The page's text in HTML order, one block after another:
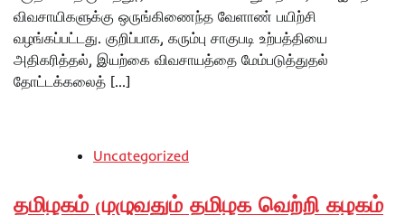
விவசாயிகளுக்கு ஒருங்கிணைந்த வேளாண் பயிற்சி
வழங்கப்பட்டது. குறிப்பாக, கரும்பு சாகுபடி உற்பத்தியை
அதிகரித்தல், இயற்கை விவசாயத்தை மேம்படுத்துதல்
தோட்டக்கலைத் […]
Uncategorized
தமிழகம் முழுவதும் தமிழக வெற்றி கழகம்